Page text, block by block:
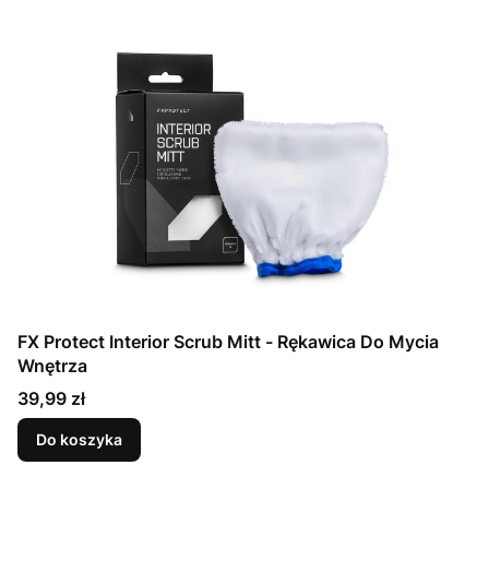
FX Protect Interior Scrub Mitt - Rękawica Do Mycia
Wnętrza
Cena
39,99 zł
Do koszyka